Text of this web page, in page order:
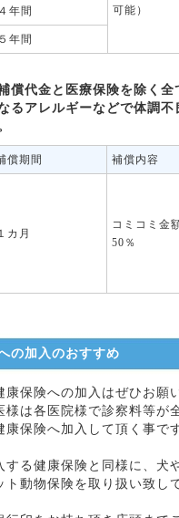
可能）
４年間
５年間
代金と医療保険を除く全
るアレルギーなどで体調
償期間 補償内容
カ月
コミコミ金
50％
の加入のおすすめ
保険への加入はぜひお願
様は各医院様で診察料等が
保険へ加入して頂く事で
する健康保険と同様に、犬
ト動物保険を取り扱い致し